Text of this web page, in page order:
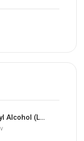
005 Setil Alkol - Cetyl Alcohol (Lanette 16)